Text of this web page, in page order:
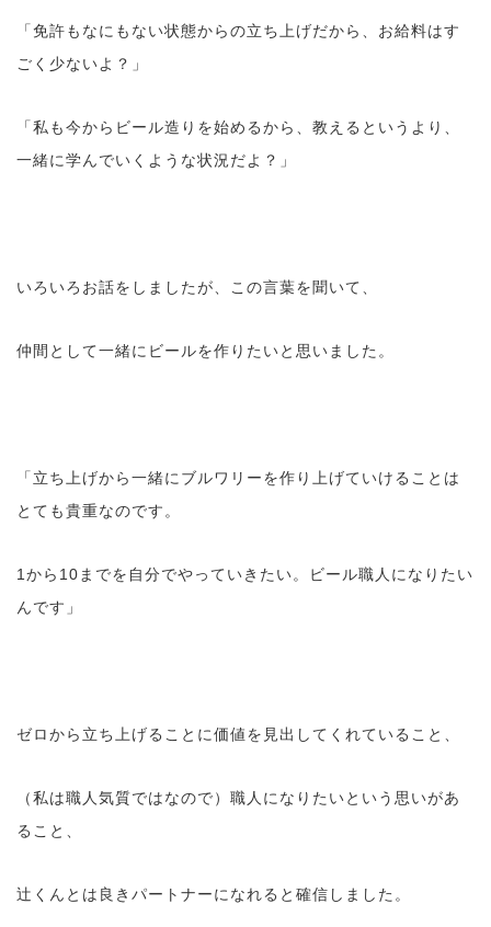
「免許もなにもない状態からの立ち上げだから、お給料はす
ごく少ないよ？」
「私も今からビール造りを始めるから、教えるというより、
一緒に学んでいくような状況だよ？」
いろいろお話をしましたが、この言葉を聞いて、
仲間として一緒にビールを作りたいと思いました。
「立ち上げから一緒にブルワリーを作り上げていけることは
とても貴重なのです。
1から10までを自分でやっていきたい。ビール職人になりたい
んです」
ゼロから立ち上げることに価値を見出してくれていること、
（私は職人気質ではなので）職人になりたいという思いがあ
ること、
辻くんとは良きパートナーになれると確信しました。